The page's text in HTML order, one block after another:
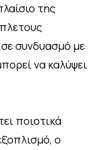
της
συνδυασμό με
να καλύψει
ποιοτικά
ο